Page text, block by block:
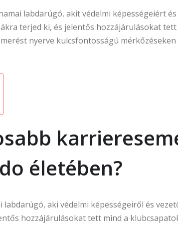
labdarúgó, akit védelmi képességeiért
terjed ki, és jelentős hozzájárulásokat
nyerve kulcsfontosságú
életében?
labdarúgó, aki védelmi képességeiről és
hozzájárulásokat tett mind a